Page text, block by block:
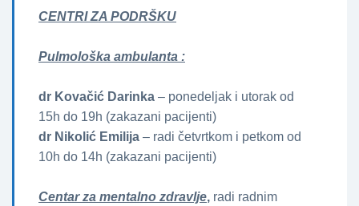
CENTRI ZA PODRŠKU
Pulmološka ambulanta :
dr Kovačić Darinka – ponedeljak i utorak od
15h do 19h (zakazani pacijenti)
dr Nikolić Emilija – radi četvrtkom i petkom od
10h do 14h (zakazani pacijenti)
Centar za mentalno zdravlje, radi radnim